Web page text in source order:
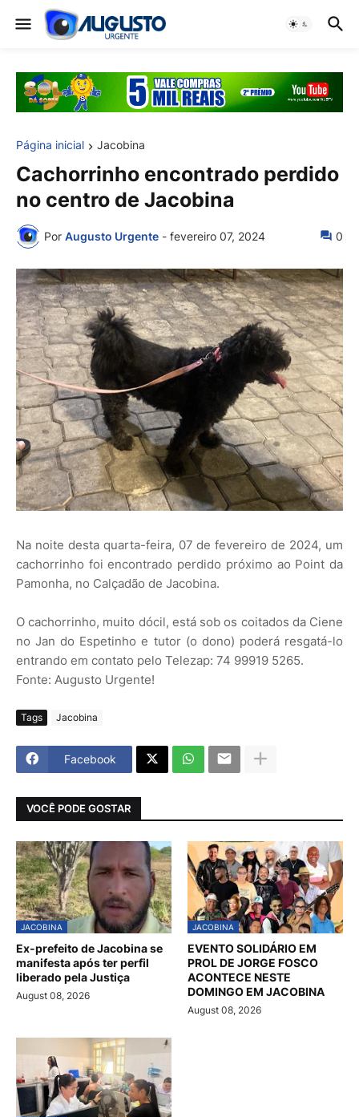
Página inicial Jacobina
Cachorrinho encontrado perdido
no centro de Jacobina
Por Augusto Urgente - fevereiro 07, 2024 0
Na noite desta quarta-feira, 07 de fevereiro de 2024, um
cachorrinho foi encontrado perdido próximo ao Point da
Pamonha, no Calçadão de Jacobina.
O cachorrinho, muito dócil, está sob os coitados da Ciene
no Jan do Espetinho e tutor (o dono) poderá resgatá-lo
entrando em contato pelo Telezap: 74 99919 5265.
Fonte: Augusto Urgente!
Tags Jacobina
Facebook
VOCÊ PODE GOSTAR
JACOBINA
Ex-prefeito de Jacobina se
manifesta após ter perfil
liberado pela Justiça
August 08, 2026
JACOBINA
EVENTO SOLIDÁRIO EM
PROL DE JORGE FOSCO
ACONTECE NESTE
DOMINGO EM JACOBINA
August 08, 2026